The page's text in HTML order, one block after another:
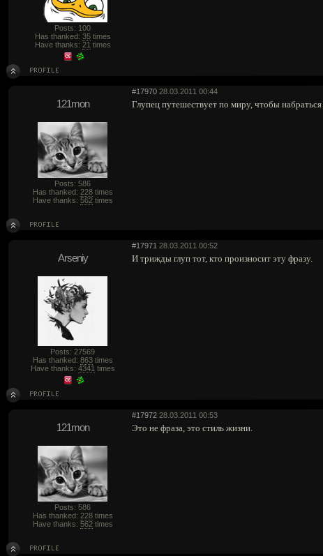
Posts: 100
Has thanked: 35times
Have thanks: 21 times
#17970 28.03.2011 00:44
121mon
Posts: 586
Has thanked: 228times
Have thanks: 562times
Глупец путешествует по миру, чтобы
#17971 28.03.2011 00:52
Arseniy
Posts: 27569
Has thanked: 863times
Have thanks: 4341 times
И трижды глуп тот, кто произносит эту фразу.
#17972 28.03.2011 00:53
121mon
Posts: 586
Has thanked: 228times
Have thanks: 562times
Это не фраза, это стиль жизни.